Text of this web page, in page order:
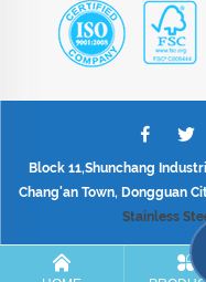
Block 11,Shunchang
Chang'an Town, Dongguan
Stainless